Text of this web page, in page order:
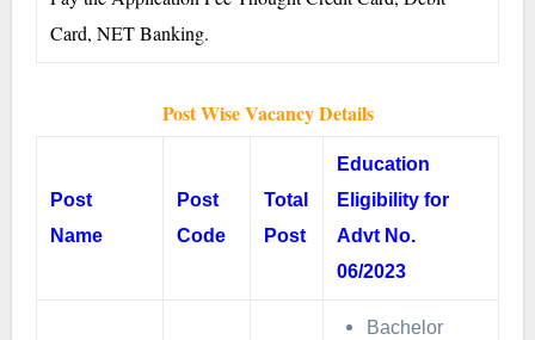
Card, NET Banking.
Post Wise Vacancy Details
Post
Name
Post
Code
Total
Post
Education
Eligibility for
Advt No.
06/2023
Bachelor